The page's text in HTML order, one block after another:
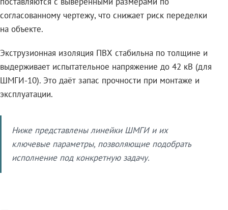
согласованному чертежу, что снижает риск переделки
на объекте.
Экструзионная изоляция ПВХ стабильна по толщине и
выдерживает испытательное напряжение до 42 кВ (для
ШМГИ-10). Это даёт запас прочности при монтаже и
эксплуатации.
Ниже представлены линейки ШМГИ и их
ключевые параметры, позволяющие подобрать
исполнение под конкретную задачу.